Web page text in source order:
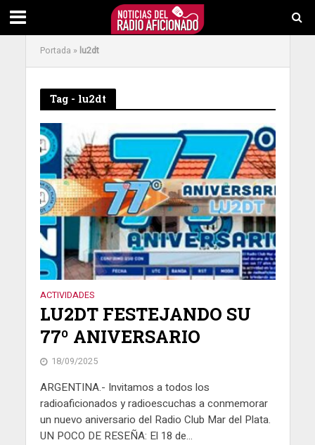
Portada » lu2dt
Tag - lu2dt
ACTIVIDADES
LU2DT FESTEJANDO SU
77º ANIVERSARIO
18/09/2025
ARGENTINA.- Invitamos a todos los
radioaficionados y radioescuchas a conmemorar
un nuevo aniversario del Radio Club Mar del Plata.
UN POCO DE RESEÑA: El 18 de...